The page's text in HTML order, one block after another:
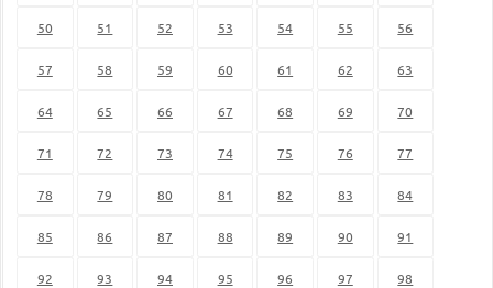
50 51 52 53 54 55 56
57 58 59 60 61 62 63
64 65 66 67 68 69 70
71 72 73 74 75 76 77
78 79 80 81 82 83 84
85 86 87 88 89 90 91
92 93 94 95 96 97 98